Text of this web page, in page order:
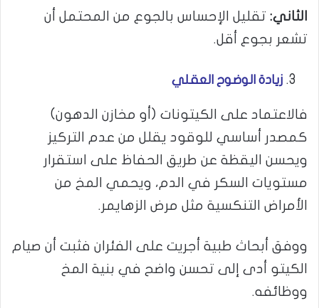
الثاني: تقليل الإحساس بالجوع من المحتمل أن
تشعر بجوع أقل.
زيادة الوضوح العقلي
فالاعتماد على الكيتونات (أو مخازن الدهون)
كمصدر أساسي للوقود يقلل من عدم التركيز
ويحسن اليقظة عن طريق الحفاظ على استقرار
مستويات السكر في الدم، ويحمي المخ من
الأمراض التنكسية مثل مرض الزهايمر.
ووفق أبحاث طبية أجريت على الفئران فثبت أن صيام
الكيتو أدى إلى تحسن واضح في بنية المخ
ووظائفه.